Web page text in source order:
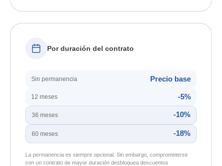
Por duración del contrato
Sin permanencia Precio base
12 meses -5%
36 meses -10%
60 meses -18%
La permanencia es siempre opcional. Sin embargo, comprometerse
con un contrato de mayor duración desbloquea descuentos